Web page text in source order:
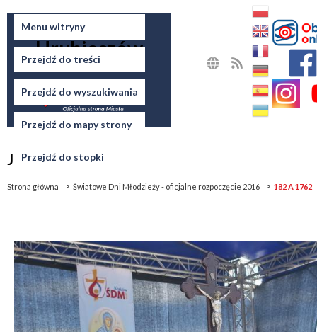
Menu witryny
Przejdź do treści
Przejdź do wyszukiwania
Przejdź do mapy strony
Przejdź do stopki
Miasto
Hrubieszów
Jesteś tutaj
Strona główna Światowe Dni Młodzieży - oficjalne rozpoczęcie 2016 182 A 1762